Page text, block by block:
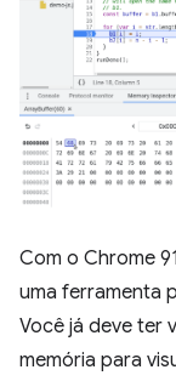
Com o Chrome
uma ferramenta
Você já deve ter
memória para